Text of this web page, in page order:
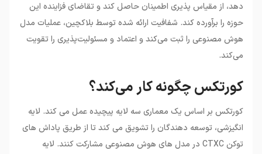
دهد، از مقیاس پذیری اطمینان حاصل کند و تقاضای فزاینده این
حوزه را برآورده کند. شفافیت ارائه شده توسط بلاکچین، عملیات مدل
هوش مصنوعی را ثبت می‌کند و اعتماد و مسئولیت‌پذیری را تقویت
می‌کند.
کورتکس چگونه کار می‌کند؟
کورتکس بر اساس یک معماری سه لایه پیچیده عمل می کند. لایه
انگیزشی، توسعه دهندگان را تشویق می کند تا از طریق پاداش های
توکن CTXC در مدل های هوش مصنوعی مشارکت کنند. لایه